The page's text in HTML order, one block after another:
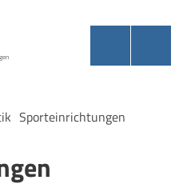
Sporteinrichtungen